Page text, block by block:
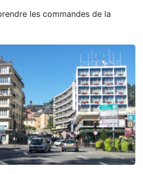
les commandes de la